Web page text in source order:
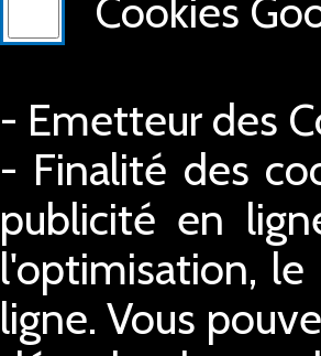
Cookies
- Emetteur des
- Finalité des
publicité en
l'optimisation,
ligne. Vous